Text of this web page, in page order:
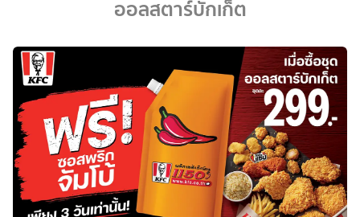
ออลสตาร์บักเก็ต